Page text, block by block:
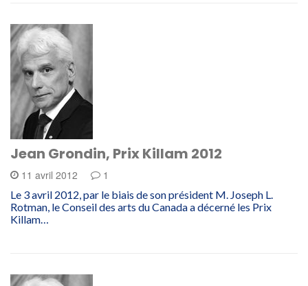
Jean Grondin, Prix Killam 2012
11 avril 2012 1
Le 3 avril 2012, par le biais de son président M. Joseph L.
Rotman, le Conseil des arts du Canada a décerné les Prix
Killam…